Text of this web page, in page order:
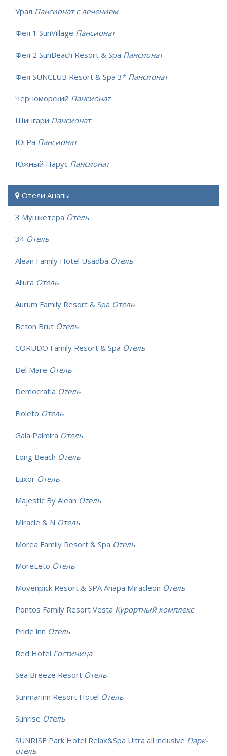
Урал Пансионат с лечением
Фея 1 SunVillage Пансионат
Фея 2 SunBeach Resort & Spa Пансионат
Фея SUNCLUB Resort & Spa 3* Пансионат
Черноморский Пансионат
Шингари Пансионат
ЮгРа Пансионат
Южный Парус Пансионат
Отели Анапы
3 Мушкетера Отель
34 Отель
Alean Family Hotel Usadba Отель
Allura Отель
Aurum Family Resort & Spa Отель
Beton Brut Отель
CORUDO Family Resort & Spa Отель
Del Mare Отель
Democratia Отель
Fioleto Отель
Gala Palmira Отель
Long Beach Отель
Luxor Отель
Majestic By Alean Отель
Miracle & N Отель
Morea Family Resort & Spa Отель
MoreLeto Отель
Movenpick Resort & SPA Anapa Miracleon Отель
Pontos Family Resort Vesta Курортный комплекс
Pride inn Отель
Red Hotel Гостиница
Sea Breeze Resort Отель
Sunmarinn Resort Hotel Отель
Sunrise Отель
SUNRISE Park Hotel Relax&Spa Ultra all inclusive Парк-
отель